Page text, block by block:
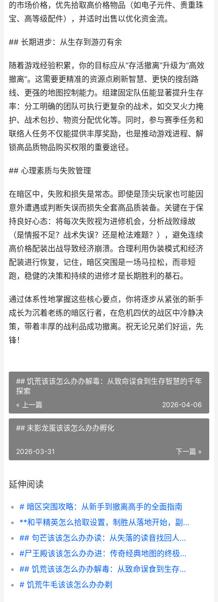
的市场价格，优先拾取高价格物品（如电子元件、贵重珠
宝、高等级配件），并适时出售以优化资金流。
## 长期进步：从生存到游刃有余
随着游戏经验积累，你的目标应从“存活撤离”升级为“高效
撤离”。这需要更精准的资源点刷新智慧、更快的搜刮路
线、更强的地图控制能力。组建固定队伍能显著提升生存
率：分工明确的团队可执行更复杂的战术，如交叉火力掩
护、战术包抄、物资分配优化等。同时，参与赛季任务和
联络人任务不仅能提供丰厚奖励，也是推动游戏进程、解
锁高品质物品购买权限的重要途径。
## 心理素质与失败管理
在暗区中，失败和损失是常态。即使是顶尖玩家也可能因
意外遭遇或判断失误而损失全套高品质装备。关键在于保
持良好心态：将每次失败视为进修机会，分析战败缘故
（是情报不足？战术失误？还是枪法难题？），避免连续
高价格配装出战导致经济崩溃。合理利用伪装模式和经济
配装进行恢复，记住，暗区突围是一场马拉松，而非短
跑，稳健的决策和持续的进修才是长期胜利的基石。
通过体系性地掌握这些核心要点，你将逐步从紧张的新手
成长为沉着老练的暗区行者，在危机四伏的战区中冷静决
策，带着丰厚的战利品成功撤离。祝无论兄弟们好运，先
锋！
## 饥荒该该怎么办办解毒：从致命误食到生存智慧的千年
探索
« 上一篇 2026-04-06
## 末影龙蛋该该怎么办办孵化
下一篇 »
2026-03-31
延伸阅读
# 暗区突围攻略：从新手到撤离高手的全面指南
**和平精英怎么拾取设置，制胜从落地开始，副标题，资深玩家的物资管理哲学**
## 句芒该该怎么办办读：从失落的读音找回人与天然最初的盟誓
#尸王殿该该怎么办办进：传奇经典地图的终极探秘指南#
## 饥荒该该怎么办办解毒：从致命误食到生存智慧的千年探索
# 饥荒牛毛该该怎么办办剃